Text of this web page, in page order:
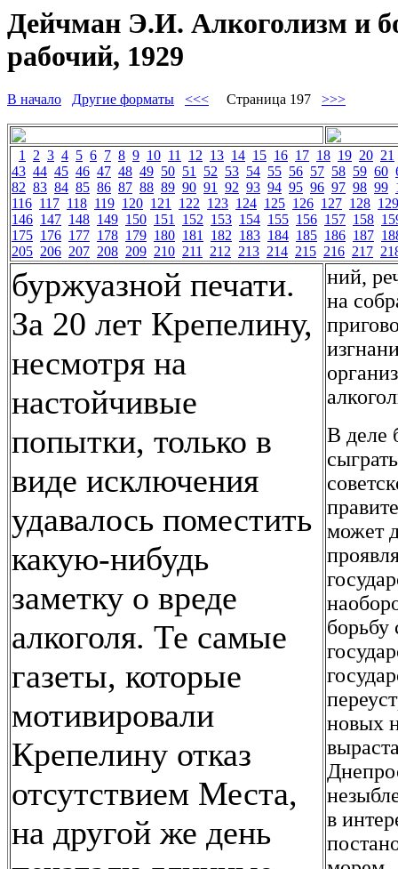
Дейчман Э.И. Алкоголизм и
рабочий, 1929
В начало Другие форматы <<< Страница 197 >>>
1 2 3 4 5 6 7 8 9 10 11 12 13 14 15 16 17 18 19 20 21
43 44 45 46 47 48 49 50 51 52 53 54 55 56 57 58 59 60
82 83 84 85 86 87 88 89 90 91 92 93 94 95 96 97 98 99
116 117 118 119 120 121 122 123 124 125 126 127 128 129
146 147 148 149 150 151 152 153 154 155 156 157 158
175 176 177 178 179 180 181 182 183 184 185 186 187
205 206 207 208 209 210 211 212 213 214 215 216 217
буржуазной печати.
За 20 лет Крепелину,
несмотря на
настойчивые
попытки, только в
виде исключения
удавалось поместить
какую-нибудь
заметку о вреде
алкоголя. Те самые
газеты, которые
мотивировали
Крепелину отказ
отсутствием Места,
на другой же день
ний,
на
В деле
может
борьбу
новых
в